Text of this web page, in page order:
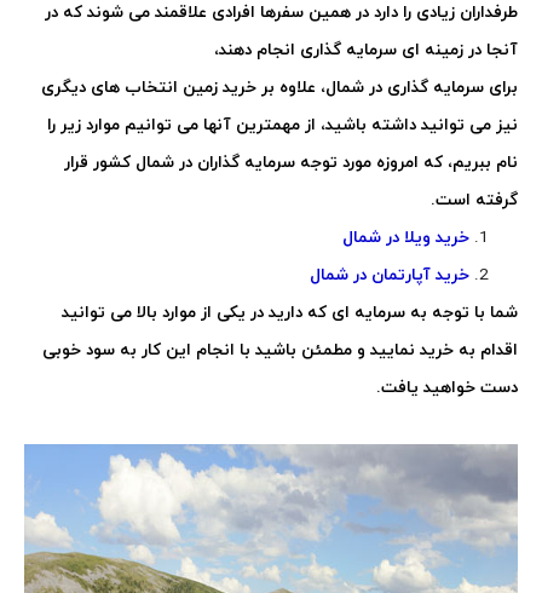
طرفداران زیادی را دارد در همین سفرها افرادی علاقمند می شوند که در
آنجا در زمینه ای سرمایه گذاری انجام دهند،
برای سرمایه گذاری در شمال، علاوه بر خرید زمین انتخاب های دیگری
نیز می توانید داشته باشید، از مهمترین آنها می توانیم موارد زیر را
نام ببریم، که امروزه مورد توجه سرمایه گذاران در شمال کشور قرار
گرفته است.
خرید ویلا در شمال
خرید آپارتمان در شمال
شما با توجه به سرمایه ای که دارید در یکی از موارد بالا می توانید
اقدام به خرید نمایید و مطمئن باشید با انجام این کار به سود خوبی
دست خواهید یافت.